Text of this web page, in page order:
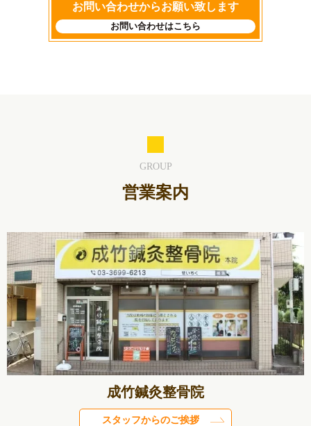
お問い合わせからお願い致します
お問い合わせはこちら
GROUP
営業案内
成竹鍼灸整骨院
スタッフからのご挨拶